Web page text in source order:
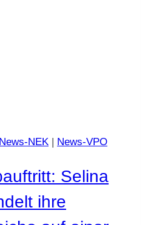
News-NEK | News-VPO
Selina
ihre